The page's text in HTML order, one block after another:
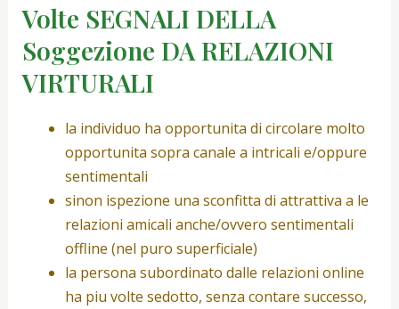
Volte SEGNALI DELLA
Soggezione DA RELAZIONI
VIRTURALI
la individuo ha opportunita di circolare molto
opportunita sopra canale a intricali e/oppure
sentimentali
sinon ispezione una sconfitta di attrattiva a le
relazioni amicali anche/ovvero sentimentali
offline (nel puro superficiale)
la persona subordinato dalle relazioni online
ha piu volte sedotto, senza contare successo,